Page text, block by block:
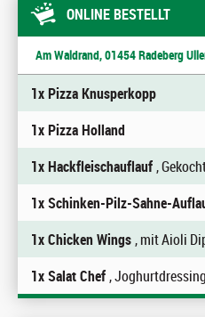
ONLINE BESTELLT
Am Waldrand, 01454 Radeberg
1x Pizza Knusperkopp
1x Pizza Holland
1x Hackfleischauflauf,
1x Schinken-Pilz-Sahne-
1x Chicken Wings, mit Aioli
1x Salat Chef, Joghurtdressing